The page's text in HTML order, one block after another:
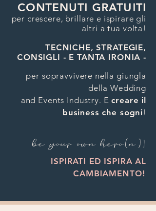
be your own hero(n)!
CONTENUTI GRATUITI
per crescere, brillare e ispirare gli
altri a tua volta!
TECNICHE, STRATEGIE,
CONSIGLI - E TANTA IRONIA -
per sopravvivere nella giungla
della Wedding
and Events Industry. Ecreare il
business che sogni!
ISPIRATI ED ISPIRA AL
CAMBIAMENTO!